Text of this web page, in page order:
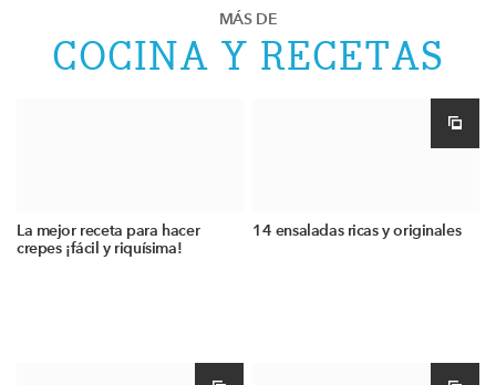
MÁS DE
COCINA Y RECETAS
La mejor receta para hacer
crepes ¡fácil y riquísima!
14 ensaladas ricas y originales